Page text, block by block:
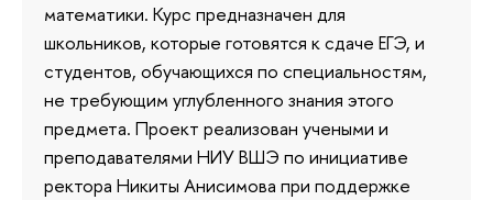
математики. Курс предназначен для
школьников, которые готовятся к сдаче ЕГЭ, и
студентов, обучающихся по специальностям,
не требующим углубленного знания этого
предмета. Проект реализован учеными и
преподавателями НИУ ВШЭ по инициативе
ректора Никиты Анисимова при поддержке